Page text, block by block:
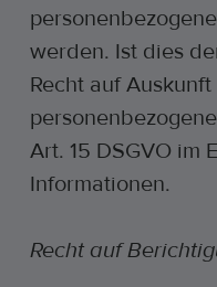
werden. Ist dies
Recht auf
Art. 15 DSGVO im
Informationen.
Recht auf